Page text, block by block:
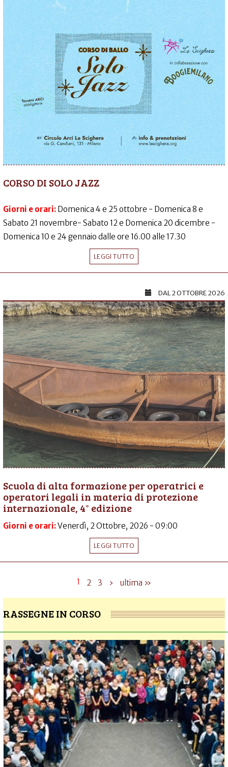
CORSO DI SOLO JAZZ
Giorni e orari: Domenica 4 e 25 ottobre - Domenica 8 e
Sabato 21 novembre- Sabato 12 e Domenica 20 dicembre -
Domenica 10 e 24 gennaio dalle ore 16.00 alle 17.30
LEGGI TUTTO
DAL2 OTTOBRE 2026
Scuola di alta formazione per operatrici e
operatori legali in materia di protezione
internazionale, 4° edizione
Giorni e orari:Venerdì, 2 Ottobre, 2026 - 09:00
LEGGI TUTTO
1 2 3 › ultima »
RASSEGNE IN CORSO